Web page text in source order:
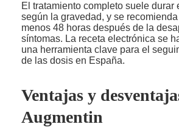
El tratamiento completo suele durar
según la gravedad, y se recomienda
menos 48 horas después de la
síntomas. La receta electrónica se
una herramienta clave para el
de las dosis en España.
Ventajas y
Augmentin